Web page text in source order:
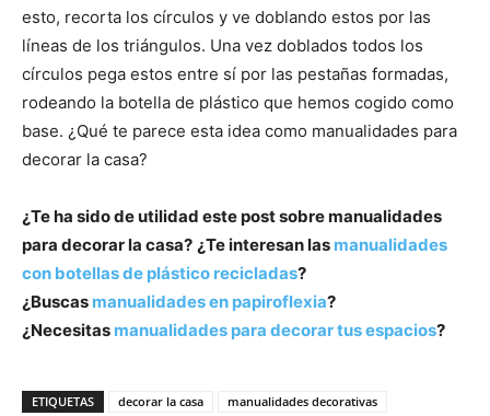
esto, recorta los círculos y ve doblando estos por las
líneas de los triángulos. Una vez doblados todos los
círculos pega estos entre sí por las pestañas formadas,
rodeando la botella de plástico que hemos cogido como
base. ¿Qué te parece esta idea como manualidades para
decorar la casa?
¿Te ha sido de utilidad este post sobre manualidades
para decorar la casa? ¿Te interesan las manualidades
con botellas de plástico recicladas?
¿Buscas manualidades en papiroflexia?
¿Necesitas manualidades para decorar tus espacios?
ETIQUETAS decorar la casa
manualidades decorativas